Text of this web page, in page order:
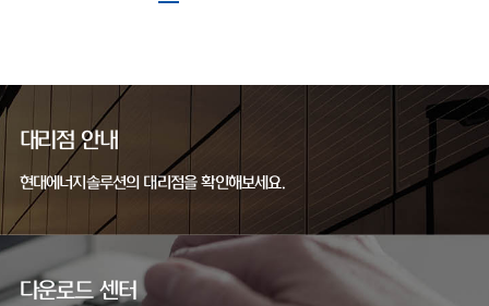
대리점 안내
현대에너지솔루션의 대리점을 확인해보세요.
다운로드 센터